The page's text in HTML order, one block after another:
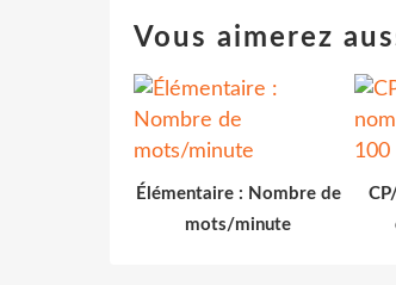
Vous aimerez
Élémentaire : Nombre de
mots/minute